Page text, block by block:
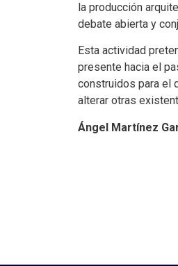
la producción
debate abierta y
Esta actividad
presente hacia el
construidos para el
alterar otras
Ángel Martínez